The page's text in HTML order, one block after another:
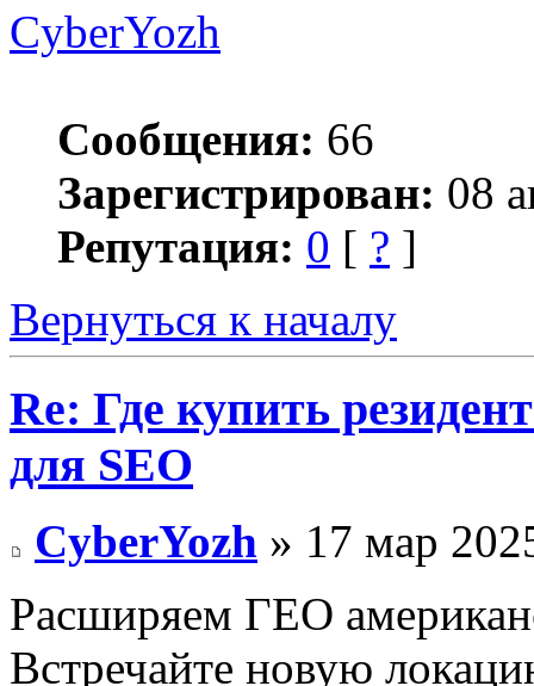
CyberYozh
Сообщения: 66
Зарегистрирован: 08
Репутация: 0 [ ? ]
Вернуться к началу
Re: Где купить
для SEO
CyberYozh » 17 мар
Расширяем ГЕО
Встречайте новую